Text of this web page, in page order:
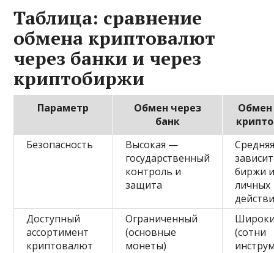
Таблица: сравнение
обмена криптовалют
через банки и через
криптобиржи
Параметр
Обмен через
банк
Обмен
Безопасность
Высокая —
государственный
контроль и
защита
биржи
личных
Доступный
ассортимент
криптовалют
Ограниченный
(основные
монеты)
(сотни